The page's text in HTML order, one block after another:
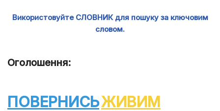
Використовуйте СЛОВНИК для пошуку за ключовим
словом.
Оголошення:
ПОВЕРНИСЬЖИВИМ